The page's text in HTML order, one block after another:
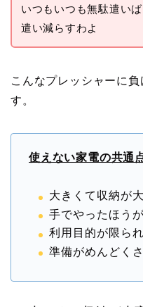
いつもいつも無駄遣い
遣い減らすわよ
こんなプレッシャーに
す。
使えない家電の共通
大きくて収納が
手でやったほう
利用目的が限ら
準備がめんどく